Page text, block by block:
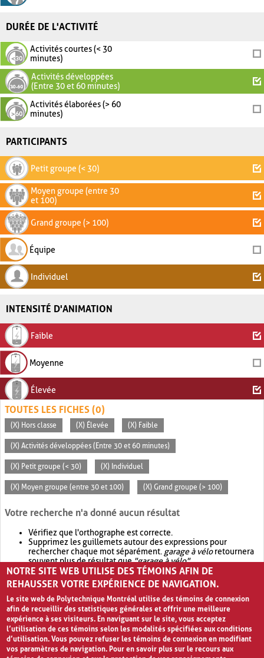
DURÉE DE L'ACTIVITÉ
Activités courtes (< 30
minutes)
Activités développées
(Entre 30 et 60 minutes)
Activités élaborées (> 60
minutes)
PARTICIPANTS
Petit groupe (< 30)
Moyen groupe (entre 30
et 100)
Grand groupe (> 100)
Équipe
Individuel
INTENSITÉ D'ANIMATION
Faible
Moyenne
Élevée
TOUTES LES FICHES (0)
(X) Hors classe (X) Élevée (X) Faible
(X) Activités développées (Entre 30 et 60 minutes)
(X) Petit groupe (< 30) (X) Individuel
(X) Moyen groupe (entre 30 et 100) (X) Grand groupe (> 100)
Votre recherche n'a donné aucun résultat
Vérifiez que l'orthographe est correcte.
Supprimez les guillemets autour des expressions pour
rechercher chaque mot séparément. garage à véloretournera
souvent plus de résultat que"garage à vélo".
Envisagez d'élargir votre recherche avec OR.garage OR vélo
retournera souvent plus de résultat quegarage à vélo
NOTRE SITE WEB UTILISE DES TÉMOINS AFIN DE
REHAUSSER VOTRE EXPÉRIENCE DE NAVIGATION.
Le site web de Polytechnique Montréal utilise des témoins de connexion
afin de recueillir des statistiques générales et offrir une meilleure
expérience à ses visiteurs. En naviguant sur le site, vous acceptez
l’utilisation de ces témoins selon les modalités spécifiées aux conditions
d’utilisation. Vous pouvez refuser les témoins de connexion en modifiant
vos paramètres de navigation. Pour en savoir plus sur le recours aux